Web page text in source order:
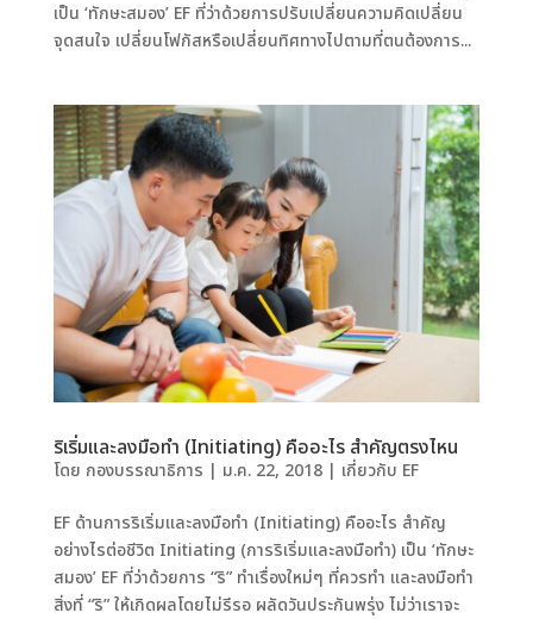
เป็น ‘ทักษะสมอง’ EF ที่ว่าด้วยการปรับเปลี่ยนความคิดเปลี่ยน
จุดสนใจ เปลี่ยนโฟกัสหรือเปลี่ยนทิศทางไปตามที่ตนต้องการ...
ริเริ่มและลงมือทำ (Initiating) คืออะไร สำคัญตรงไหน
โดย กองบรรณาธิการ | ม.ค. 22, 2018| เกี่ยวกับ EF
EF ด้านการริเริ่มและลงมือทำ (Initiating) คืออะไร สำคัญ
อย่างไรต่อชีวิต Initiating (การริเริ่มและลงมือทำ) เป็น ‘ทักษะ
สมอง’ EF ที่ว่าด้วยการ “ริ” ทำเรื่องใหม่ๆ ที่ควรทำ และลงมือทำ
สิ่งที่ “ริ” ให้เกิดผลโดยไม่รีรอ ผลัดวันประกันพรุ่ง ไม่ว่าเราจะ